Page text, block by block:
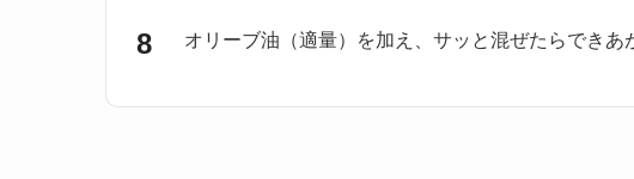
オリーブ油（適量）を加え、サッと混ぜたらできあ